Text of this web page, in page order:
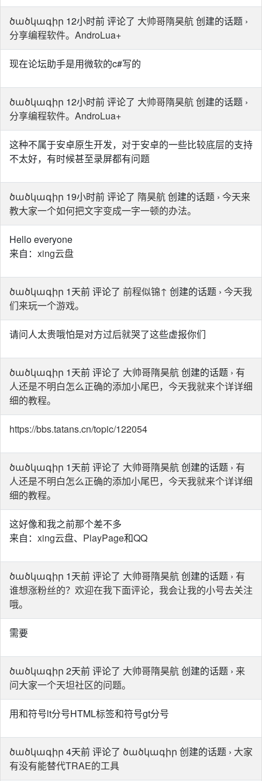
ծածկագիր 12小时前 评论了 大帅哥隋昊航创建的话题 ›
分享编程软件。AndroLua+
现在论坛助手是用微软的c#写的
ծածկագիր 12小时前 评论了 大帅哥隋昊航创建的话题 ›
分享编程软件。AndroLua+
这种不属于安卓原生开发，对于安卓的一些比较底层的支持
不太好，有时候甚至录屏都有问题
ծածկագիր 19小时前 评论了 隋昊航创建的话题 › 今天来
教大家一个如何把文字变成一字一顿的办法。
He‌ll‌o ev‌er‌yo‌ne‌
来‌自‌：‌ x‌i‌n‌g‌云‌盘‌
ծածկագիր 1天前 评论了 前程似锦↑ 创建的话题 › 今天我
们来玩一个游戏。
请问人太贵哦怕是对方过后就哭了这些虚报你们
ծածկագիր 1天前 评论了 大帅哥隋昊航创建的话题 › 有
人还是不明白怎么正确的添加小尾巴，今天我就来个详详细
细的教程。
https://bbs.tatans.cn/topic/122054
ծածկագիր 1天前 评论了 大帅哥隋昊航创建的话题 › 有
人还是不明白怎么正确的添加小尾巴，今天我就来个详详细
细的教程。
这好像和我之前那个差不多
来自： xing云盘、 PlayPage和QQ
ծածկագիր 1天前 评论了 大帅哥隋昊航创建的话题 › 有
谁想涨粉丝的？欢迎在我下面评论，我会让我的小号去关注
哦。
需要
ծածկագիր 2天前 评论了 大帅哥隋昊航创建的话题 › 来
问大家一个天坦社区的问题。
用和符号lt分号HTML标签和符号gt分号
ծածկագիր 4天前 评论了 ծածկագիր 创建的话题 › 大家
有没有能替代TRAE的工具